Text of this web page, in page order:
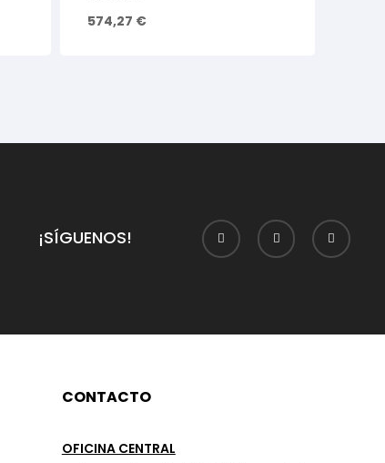
574,27 €
¡SÍGUENOS!
CONTACTO
OFICINA CENTRAL